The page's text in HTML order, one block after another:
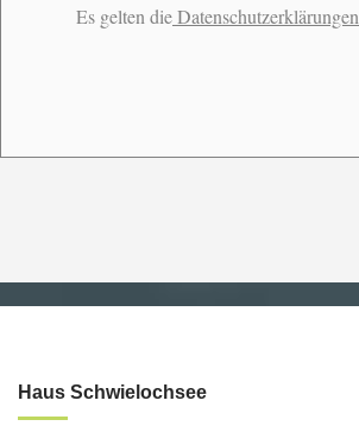
Es gelten dieDatenschutzerklärungen
Haus Schwielochsee